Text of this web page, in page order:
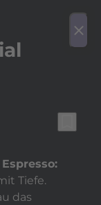
menu
Tiefe.
das
close